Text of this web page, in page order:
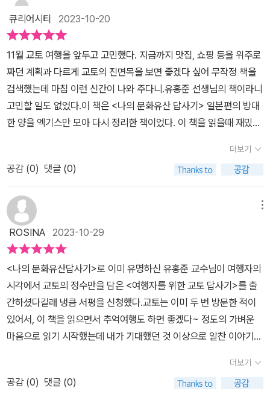
제 방문한다면 한참을 멍하니 그 광경을 바라보았을 듯하다. 화려함
과 정밀성을 담은 권세의 상징을.✔️일반적인 유명하다는 명소도 있지
만 우리나라의 흔적들이 담긴 유서들을 찾아 담았다는 게 많이 느껴
져서 일본 역사 공부하는 느낌과 우리나라가 잃어버리고 놓치고 있
던 숨은 역사들을 함께 알아가는 시간이었다. 3️⃣제 3부는 교토의 명
소로 무로마치시대의 대표적 선종 사찰과 유명한 정원를 소개한
다. 신라에서 보내준 것으로 전하는 일본 국보 제1호 ‘목조미륵반가사
유상’이 있는 가장 오래된 사찰 광륭사를 찾아가는 것으로 시작한
가 있었다. 이끼 정원이 있는 유네스코 세계유산 ‘서방사’, 일본 정원
사의 조원지인 ‘방장 정원’, 천룡사 북문으로 나가면 보이는 일본 죽도
의 90%를 만들어 낸다는 ‘사나노의 죽림‘까지 절로 다음 여행으
로 산책하고 싶은 장소로 이미 마음 속으로는 찜했다.🪨 스님의 수행
공간인 고요하고, 정갈하고, 아름답고, 평범성의 가치를 드높여주
는 ’용안사의 석정‘은 마른 산수 정원이라고 했는데 물도, 나무도, 풀
도 없이 돌로만으로 배치한 정원은 강렬한 인상이다. 이 정원을 보
고 유홍준작가님은 존 케이지(John Cage)의 4분 33초동안 아무것
도 연주하지 않는 4’33’’ 곡을 예로 들었는데 사진과 곡이 너무 잘 어
울려서 다소 차갑게 느껴질 수도 있는 정원의 모습을 그 속에 담겨 있
을 정신세계의 표현의 결과임을 조금은 알 수 있었다. (책 중에
서 이 정원의 공간이 너무 좋았음🩶 침묵으로 정원을 바라보는 관람
객들의 뒷모습 마저도..)금각사는 환상이라 표현하며 교토에 와서 금
각사를 보지 않았다면 다시 교토를 와야할 만큼 뜻을 담았다. 거울처
계리궁(桂離宮,가쓰라이궁), 남선사(南禅寺,난젠지)와 철학의 길*
교토지도*교토의 유네스코 세계유산*교토 답사 3박4일 일정표.시작
부터 역사이야기로 흥미를 돋고 사진과 함께 보며 따라가는 교토 답
사는 제대로 보고 온 듯 이야기에 빠져든다. 우리의 가야와 백제로부
터 전해진 문화 이야기와 마지막장에 담긴 윤동주와 정지용의 시비이
야기를 통해 교토를 더 가깝게도 느끼게 하고 문화의 소중함을 다시
한번 생각하게 되었다.교토여행에 새로운 동반자 《여행자를 위한 교
a @switch_changbi에서 좋은 책 보내주셔서 잘 읽었습니다 감사
합니다 <출판사로부터 제공받은 책을 읽고 작성한 주관적인 글입니
다>
지용의 시비로 끝이 난다.⠀교토의 필수 코스인 산넨자카(청수사 가
는 오르막길)가고구려 도래인의 고향이었다니🫢⠀⠀정말 상상하지
못했던가슴 벅찬 답사였다🥹⠀교토에 4번이나 갔음에도 불구하고너
무나 무지했던 내 자신이 책을 읽는 내내어찌나 창피하던지,,,🫣⠀⠀
가까운 시일안에 정말 꼭 이 책을 손에 들고도래인들의 삶을 돌아보
고 올 것이다!⠀⠀“역사는 유물을 낳고 유물은 역사를 증언한다”⠀⠀
덧_개인적으로는 교토의 수많은 사찰 중에선#은각사 가장 좋아하고,
이 책에도 많이 언급되었지만 일본 정원을아름답다 여긴다.⠀⠀출판
시로부터 도서를 제공받아 작성한 지극히 주관적인 리뷰입니다.⠀⠀#
여행자를위한교토답사기 #유홍준 #창비⠀
큐리어시티 2023-10-20
11월 교토 여행을 앞두고 고민했다. 지금까지 맛집, 쇼핑 등을 위주로
짜던 계획과 다르게 교토의 진면목을 보면 좋겠다 싶어 무작정 책을
검색했는데 마침 이런 신간이 나와 주다니.유홍준 선생님의 책이라니
고민할 일도 없었다.이 책은 <나의 문화유산 답사기> 일본편의 방대
한 양을 엑기스만 모아 다시 정리한 책이었다. 이 책을 읽을때 재밌었
많아 읽는 속도가 빠르지 않으면서도 눈에 보이는 듯한 섬세한 묘사
와 저자의 해박한 지식 덕분에 지루하지 않고 끝까지 재미있게 읽어
나갔다는 점이다. 그리고 아이러니하게도 이 책을 읽고나니 <나의 문
화유산 답사기> 일본편을 읽어 보고 싶어졌다. 완전판에 대한 호기심
이랄까. 교토에 이렇게 멋진 문화재와 사찰과 역사의 엑기스가 담겨
있다니, 지금까지 나의 교토 여행은 무엇이었을까.이제 한 달여 남은
교토여행 동선을 짜며 행복한 고민을 해본다. 가고 싶은 곳은 많고, 시
간이 부족한 것이 아쉬울 뿐.
더보기
공감 (0) 댓글 (0)
ROSINA 2023-10-29
<나의 문화유산답사기>로 이미 유명하신 유홍준 교수님이 여행자의
시각에서 교토의 정수만을 담은 <여행자를 위한 교토 답사기>를 출
간하셨다길래 냉큼 서평을 신청했다.교토는 이미 두 번 방문한 적이
있어서, 이 책을 읽으면서 추억여행도 하면 좋겠다~ 정도의 가벼운
마음으로 읽기 시작했는데 내가 기대했던 것 이상으로 알찬 이야기가
만 국지적으로 교토에 있는 유물과 명소에 대한 이야기를 유명세나
중요도, 방문객 순, 이름 순 같은 단순한 방식으로 나열한 책은 아니
더보기
공감 (0) 댓글 (0)